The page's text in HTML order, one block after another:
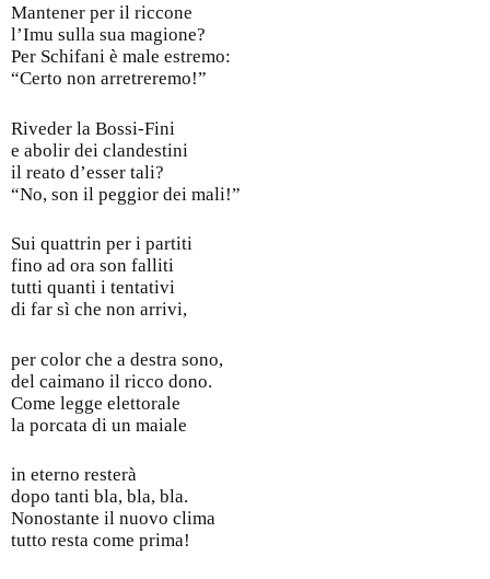
Mantener per il riccone
l’Imu sulla sua magione?
Per Schifani è male estremo:
“Certo non arretreremo!”
Riveder la Bossi-Fini
e abolir dei clandestini
il reato d’esser tali?
“No, son il peggior dei mali!”
Sui quattrin per i partiti
fino ad ora son falliti
tutti quanti i tentativi
di far sì che non arrivi,
per color che a destra sono,
del caimano il ricco dono.
Come legge elettorale
la porcata di un maiale
in eterno resterà
dopo tanti bla, bla, bla.
Nonostante il nuovo clima
tutto resta come prima!